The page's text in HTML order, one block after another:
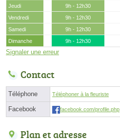
Jeudi
9h - 12h30
Vendredi
9h - 12h30
Samedi
9h - 12h30
Dimanche
9h - 12h30
Signaler une erreur
Contact
Téléphone Téléphoner à la fleuriste
Facebook facebook.com/profile.php
Plan et adresse